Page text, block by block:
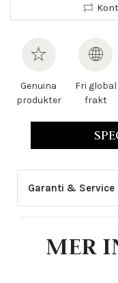
Genuina
produkter
Fri global
frakt
Garanti & Service
som uppstått
hantering. Den
MER